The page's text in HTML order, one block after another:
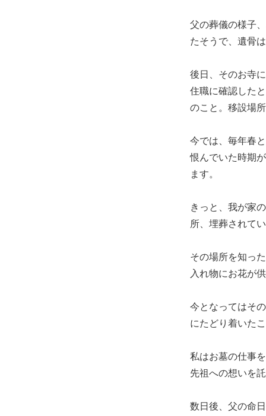
父の葬儀の様子
たそうで、遺骨
後日、そのお寺
住職に確認した
のこと。移設場
今では、毎年春
恨んでいた時期
ます。
きっと、我が家
所、埋葬されて
その場所を知っ
入れ物にお花が
今となってはそ
にたどり着いた
私はお墓の仕事
先祖への想いを
数日後、父の命